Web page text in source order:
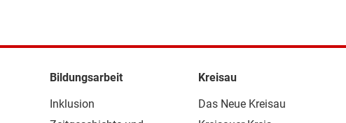
Bildungsarbeit
Inklusion
Kreisau
Das Neue Kreisau